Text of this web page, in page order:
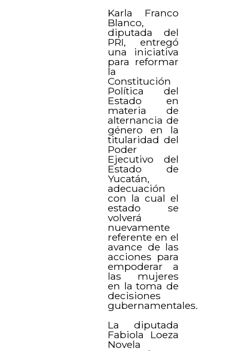
Karla Franco
Blanco,
diputada del
PRI, entregó
una iniciativa
para reformar
la
Constitución
Política del
Estado en
materia de
alternancia de
género en la
titularidad del
Poder
Ejecutivo del
Estado de
Yucatán,
adecuación
con la cual el
estado se
volverá
nuevamente
referente en el
avance de las
acciones para
empoderar a
las mujeres
en la toma de
decisiones
gubernamentales.
La diputada
Fabiola Loeza
Novela